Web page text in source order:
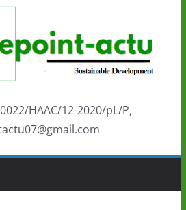
de confiance au Togo sur
internationale au-delà des
de ses athlètes
Que retenir de la politique
et de l’ambition de
HAAC/12-2020/pL/P,